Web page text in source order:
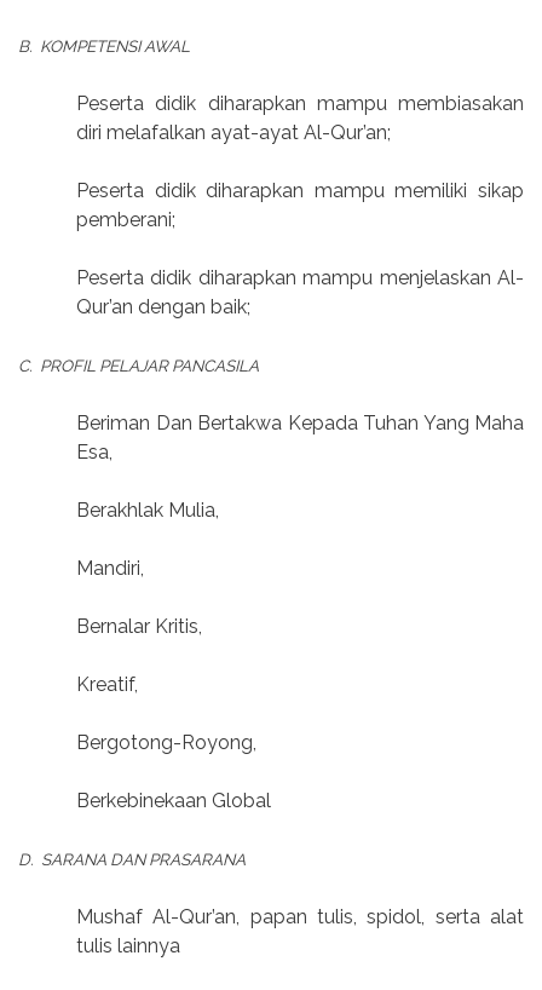
B. KOMPETENSI AWAL
Peserta didik diharapkan mampu membiasakan
diri melafalkan ayat-ayat Al-Qur’an;
Peserta didik diharapkan mampu memiliki sikap
pemberani;
Peserta didik diharapkan mampu menjelaskan Al-
Qur’an dengan baik;
C. PROFIL PELAJAR PANCASILA
Beriman Dan Bertakwa Kepada Tuhan Yang Maha
Esa,
Berakhlak Mulia,
Mandiri,
Bernalar Kritis,
Kreatif,
Bergotong-Royong,
Berkebinekaan Global
D. SARANA DAN PRASARANA
Mushaf Al-Qur’an, papan tulis, spidol, serta alat
tulis lainnya